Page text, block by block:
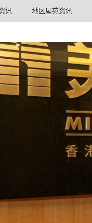
讯 地区屋苑资讯